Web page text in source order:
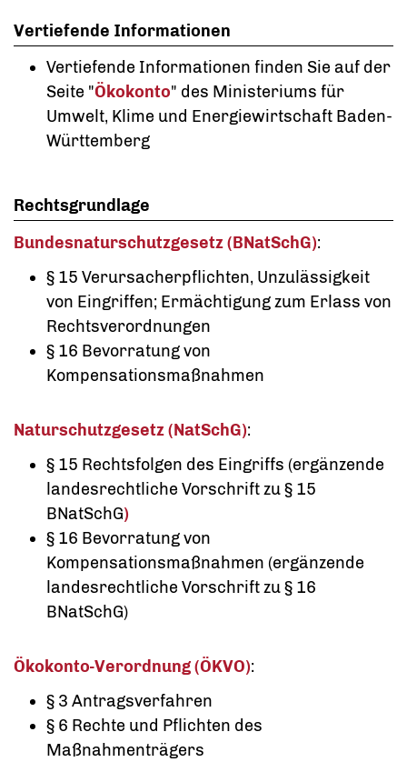
Vertiefende Informationen
Vertiefende Informationen finden Sie auf der
Seite "Ökokonto" des Ministeriums für
Umwelt, Klime und Energiewirtschaft Baden-
Württemberg
Rechtsgrundlage
Bundesnaturschutzgesetz (BNatSchG):
§ 15 Verursacherpflichten, Unzulässigkeit
von Eingriffen; Ermächtigung zum Erlass von
Rechtsverordnungen
§ 16 Bevorratung von
Kompensationsmaßnahmen
Naturschutzgesetz (NatSchG):
§ 15 Rechtsfolgen des Eingriffs (ergänzende
landesrechtliche Vorschrift zu § 15
BNatSchG)
§ 16 Bevorratung von
Kompensationsmaßnahmen (ergänzende
landesrechtliche Vorschrift zu § 16
BNatSchG)
Ökokonto-Verordnung (ÖKVO):
§ 3 Antragsverfahren
§ 6 Rechte und Pflichten des
Maßnahmenträgers